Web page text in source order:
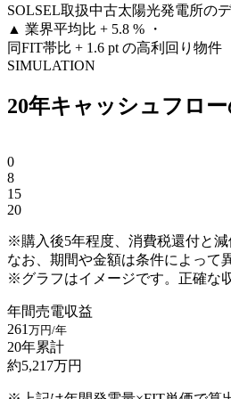
SOLSEL取扱中古太陽光発電所の
▲ 業界平均比 + 5.8 % ・
同FIT帯比 + 1.6 pt の高利回り物件
SIMULATION
20年キャッシュフロ
0
8
15
20
※購入後5年程度、消費税還付と減
なお、期間や金額は条件によって
※グラフはイメージです。正確な
年間売電収益
261 万円/年
20年累計
約5,217万円